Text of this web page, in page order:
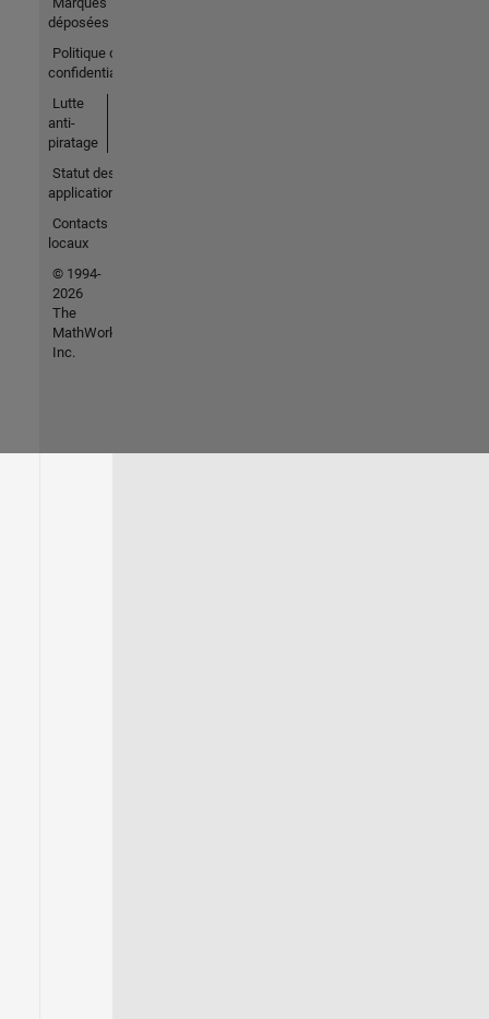
déposées
Politique de
confidentialité
Lutte
anti-
piratage
Statut des
applications
Contacts
locaux
© 1994-
2026
The
MathWorks,
Inc.